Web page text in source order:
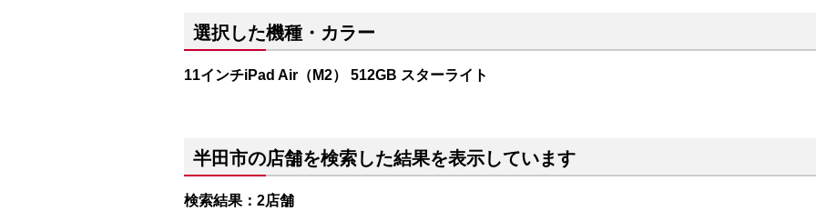
選択した機種・カラー
11インチiPad Air（M2） 512GB スターライト
半田市の店舗を検索した結果を表示しています
検索結果：2店舗